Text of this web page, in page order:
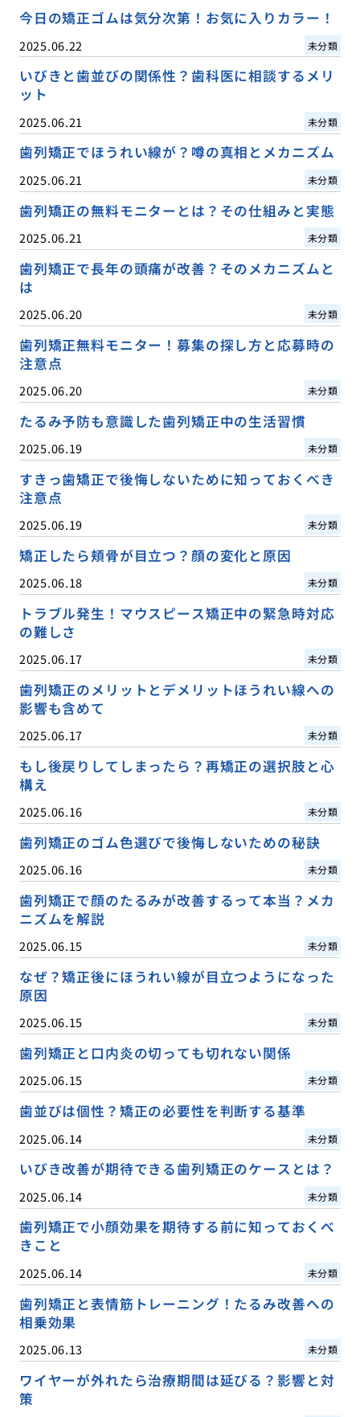
今日の矯正ゴムは気分次第！お気に入りカラー！
2025.06.22 未分類
いびきと歯並びの関係性？歯科医に相談するメリ
ット
2025.06.21 未分類
歯列矯正でほうれい線が？噂の真相とメカニズム
2025.06.21 未分類
歯列矯正の無料モニターとは？その仕組みと実態
2025.06.21 未分類
歯列矯正で長年の頭痛が改善？そのメカニズムと
は
2025.06.20 未分類
歯列矯正無料モニター！募集の探し方と応募時の
注意点
2025.06.20 未分類
たるみ予防も意識した歯列矯正中の生活習慣
2025.06.19 未分類
すきっ歯矯正で後悔しないために知っておくべき
注意点
2025.06.19 未分類
矯正したら頬骨が目立つ？顔の変化と原因
2025.06.18 未分類
トラブル発生！マウスピース矯正中の緊急時対応
の難しさ
2025.06.17 未分類
歯列矯正のメリットとデメリットほうれい線への
影響も含めて
2025.06.17 未分類
もし後戻りしてしまったら？再矯正の選択肢と心
構え
2025.06.16 未分類
歯列矯正のゴム色選びで後悔しないための秘訣
2025.06.16 未分類
歯列矯正で顔のたるみが改善するって本当？メカ
ニズムを解説
2025.06.15 未分類
なぜ？矯正後にほうれい線が目立つようになった
原因
2025.06.15 未分類
歯列矯正と口内炎の切っても切れない関係
2025.06.15 未分類
歯並びは個性？矯正の必要性を判断する基準
2025.06.14 未分類
いびき改善が期待できる歯列矯正のケースとは？
2025.06.14 未分類
歯列矯正で小顔効果を期待する前に知っておくべ
きこと
2025.06.14 未分類
歯列矯正と表情筋トレーニング！たるみ改善への
相乗効果
2025.06.13 未分類
ワイヤーが外れたら治療期間は延びる？影響と対
策